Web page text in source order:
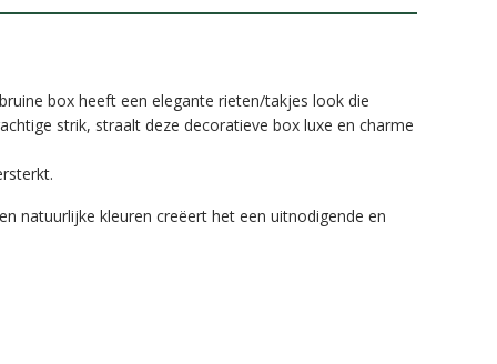
box heeft een elegante rieten/takjes look die
strik, straalt deze decoratieve box luxe en charme
natuurlijke kleuren creëert het een uitnodigende en